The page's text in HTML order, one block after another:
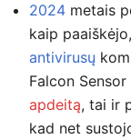
2024 metais
kaip
antivirusų
Falcon
apdeitą, tai ir
kad net